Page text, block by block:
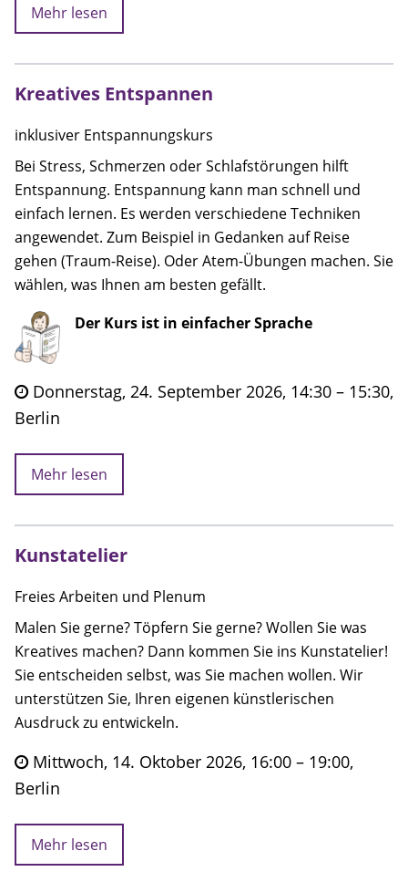
Mehr lesen
Kreatives Entspannen
inklusiver Entspannungskurs
Bei Stress, Schmerzen oder Schlafstörungen hilft
Entspannung. Entspannung kann man schnell und
einfach lernen. Es werden verschiedene Techniken
angewendet. Zum Beispiel in Gedanken auf Reise
gehen (Traum-Reise). Oder Atem-Übungen machen. Sie
wählen, was Ihnen am besten gefällt.
Der Kurs ist in einfacher Sprache
Donnerstag, 24. September 2026, 14:30 – 15:30,
Berlin
Mehr lesen
Kunstatelier
Freies Arbeiten und Plenum
Malen Sie gerne? Töpfern Sie gerne? Wollen Sie was
Kreatives machen? Dann kommen Sie ins Kunstatelier!
Sie entscheiden selbst, was Sie machen wollen. Wir
unterstützen Sie, Ihren eigenen künstlerischen
Ausdruck zu entwickeln.
Mittwoch, 14. Oktober 2026, 16:00 – 19:00,
Berlin
Mehr lesen